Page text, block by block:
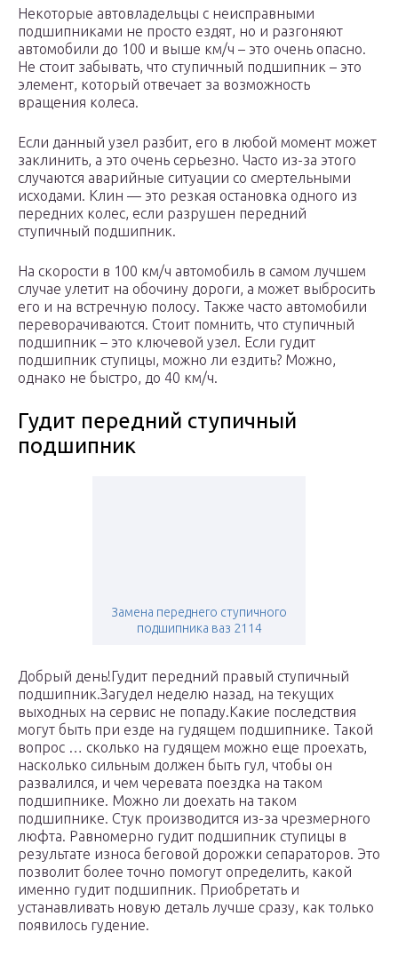
Некоторые автовладельцы с неисправными
подшипниками не просто ездят, но и разгоняют
автомобили до 100 и выше км/ч – это очень опасно.
Не стоит забывать, что ступичный подшипник – это
элемент, который отвечает за возможность
вращения колеса.
Если данный узел разбит, его в любой момент может
заклинить, а это очень серьезно. Часто из-за этого
случаются аварийные ситуации со смертельными
исходами. Клин — это резкая остановка одного из
передних колес, если разрушен передний
ступичный подшипник.
На скорости в 100 км/ч автомобиль в самом лучшем
случае улетит на обочину дороги, а может выбросить
его и на встречную полосу. Также часто автомобили
переворачиваются. Стоит помнить, что ступичный
подшипник – это ключевой узел. Если гудит
подшипник ступицы, можно ли ездить? Можно,
однако не быстро, до 40 км/ч.
Гудит передний ступичный
подшипник
Замена переднего ступичного
подшипника ваз 2114
Добрый день!Гудит передний правый ступичный
подшипник.Загудел неделю назад, на текущих
выходных на сервис не попаду.Какие последствия
могут быть при езде на гудящем подшипнике. Такой
вопрос … сколько на гудящем можно еще проехать,
насколько сильным должен быть гул, чтобы он
развалился, и чем черевата поездка на таком
подшипнике. Можно ли доехать на таком
подшипнике. Стук производится из-за чрезмерного
люфта. Равномерно гудит подшипник ступицы в
результате износа беговой дорожки сепараторов. Это
позволит более точно помогут определить, какой
именно гудит подшипник. Приобретать и
устанавливать новую деталь лучше сразу, как только
появилось гудение.